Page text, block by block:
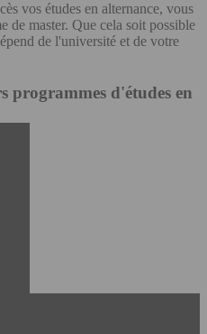
vos études en alternance, vous
de master. Que cela soit possible
de l'université et de votre
programmes d'études en